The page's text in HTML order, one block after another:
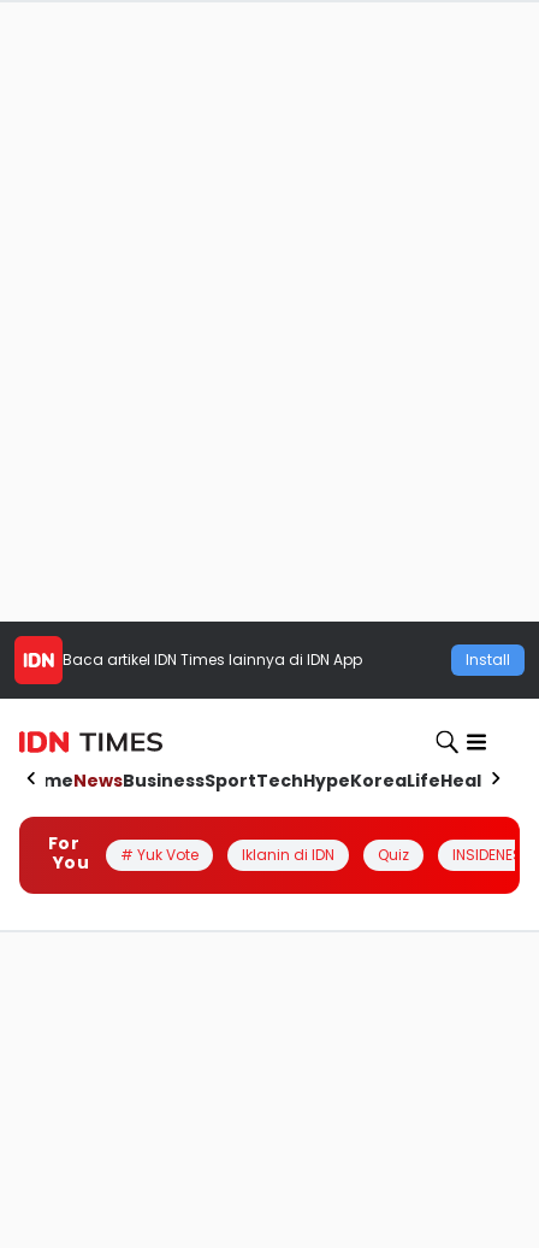
Baca artikel IDN Times lainnya di IDN App Install
HomeNewsBusinessSportTechHypeKoreaLifeHealth
For
You
# Yuk Vote Iklanin di IDN Quiz INSIDENESIA